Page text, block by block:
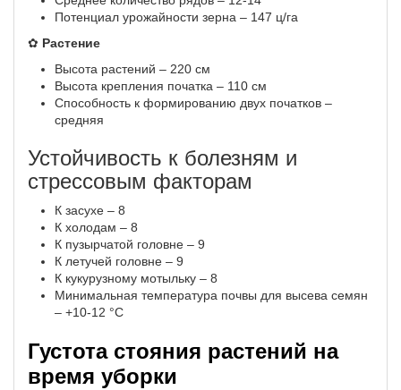
Потенциал урожайности зерна – 147 ц/га
✿ Растение
Высота растений – 220 см
Высота крепления початка – 110 см
Способность к формированию двух початков –
средняя
Устойчивость к болезням и
стрессовым факторам
К засухе – 8
К холодам – 8
К пузырчатой головне – 9
К летучей головне – 9
К кукурузному мотыльку – 8
Минимальная температура почвы для высева семян
– +10-12 °С
Густота стояния растений на
время уборки